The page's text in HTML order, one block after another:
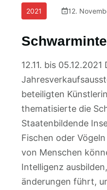
2021 12.
12.11. bis 05.12.2021
beteiligten
thematisierte die
Staatenbildende
Fischen oder
von Menschen
Intelligenz
änderungen führt,